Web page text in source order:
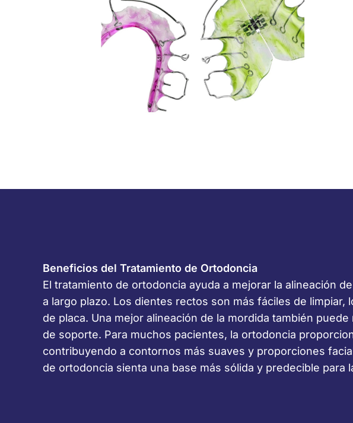
Beneficios del Tratamiento de Ortodoncia
El tratamiento de ortodoncia ayuda a mejorar la alineación
a largo plazo. Los dientes rectos son más fáciles de
de placa. Una mejor alineación de la mordida también
de soporte. Para muchos pacientes, la ortodoncia
contribuyendo a contornos más suaves y proporciones
de ortodoncia sienta una base más sólida y predecible para